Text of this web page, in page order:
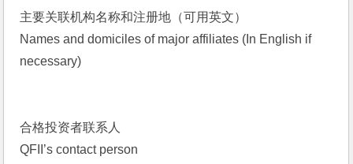
主要关联机构名称和注册地（可用英文）
Names and domiciles of major affiliates (In English if
necessary)
合格投资者联系人
QFII’s contact person